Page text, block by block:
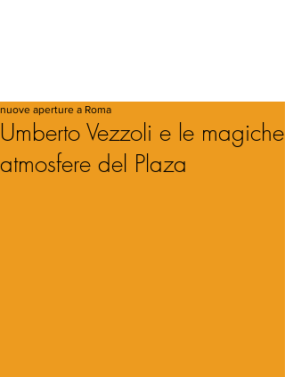
Umberto Vezzoli e le magiche
atmosfere del Plaza
nuove aperture a Roma